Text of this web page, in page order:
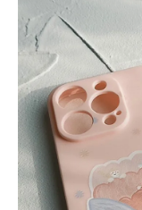
NT$ 214
NT$ 225